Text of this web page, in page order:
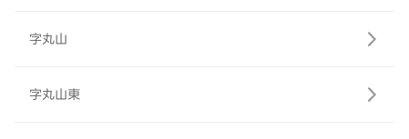
字丸山
字丸山東